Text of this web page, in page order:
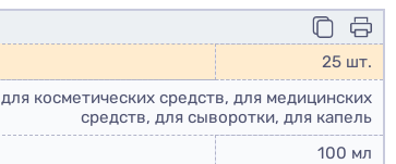
25 шт.
для косметических средств, для медицинских
средств, для сыворотки, для капель
100 мл